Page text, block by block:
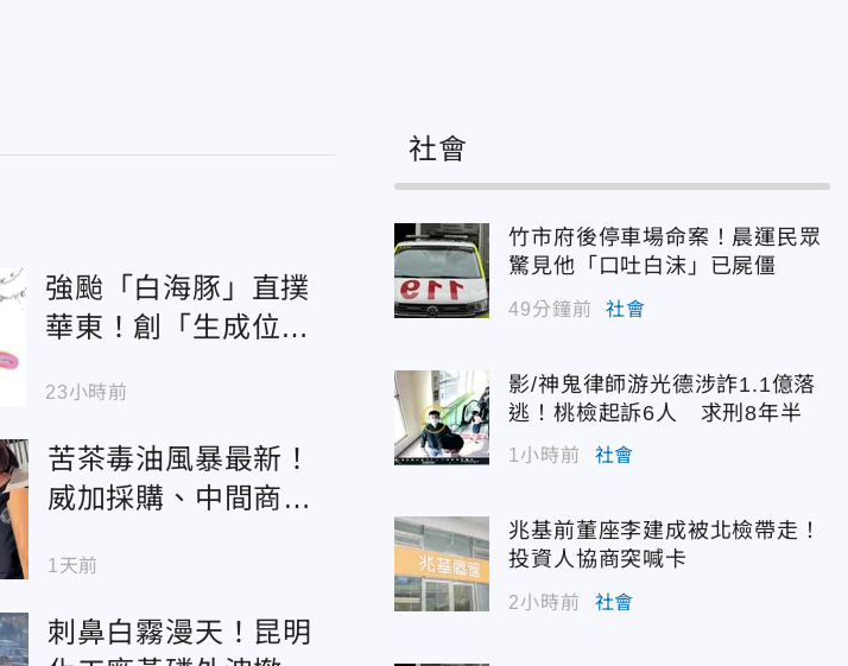
強颱「白海豚」直撲
華東！創「生成位置
雨災情
23小時前
苦茶毒油風暴最新！
威加採購、中間商
1天前
刺鼻白霧漫天！昆明
社會
竹市府後停車場命案！晨運民眾
驚見他「口吐白沫」已屍僵
49分鐘前 社會
影/神鬼律師游光德涉詐1.1億落
逃！桃檢起訴6人 求刑8年半
1小時前 社會
兆基前董座李建成被北檢帶走！
投資人協商突喊卡
2小時前 社會